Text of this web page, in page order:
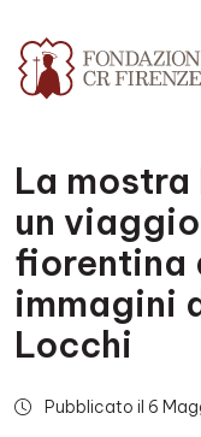
La mostra
un
fiorentina
immagini
Locchi
Pubblicato il 6